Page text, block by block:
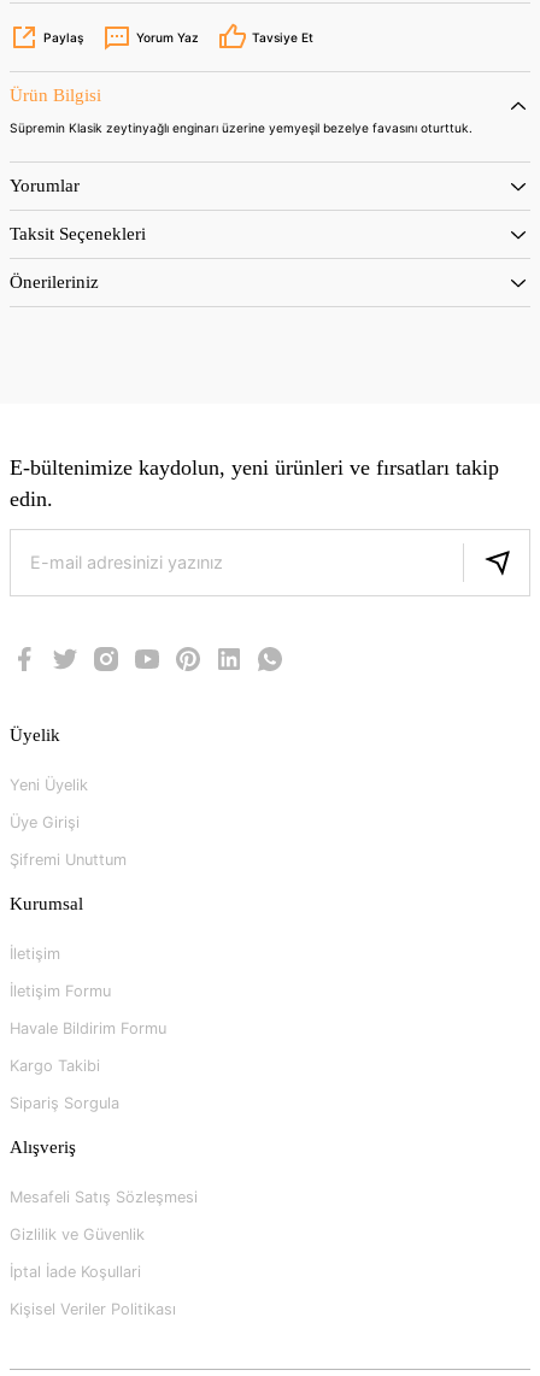
Paylaş Yorum Yaz Tavsiye Et
Ürün Bilgisi
Süpremin Klasik zeytinyağlı enginarı üzerine yemyeşil bezelye favasını oturttuk.
Yorumlar
Taksit Seçenekleri
Önerileriniz
E-bültenimize kaydolun, yeni ürünleri ve fırsatları takip
edin.
Üyelik
Yeni Üyelik
Üye Girişi
Şifremi Unuttum
Kurumsal
İletişim
İletişim Formu
Havale Bildirim Formu
Kargo Takibi
Sipariş Sorgula
Alışveriş
Mesafeli Satış Sözleşmesi
Gizlilik ve Güvenlik
İptal İade Koşullari
Kişisel Veriler Politikası